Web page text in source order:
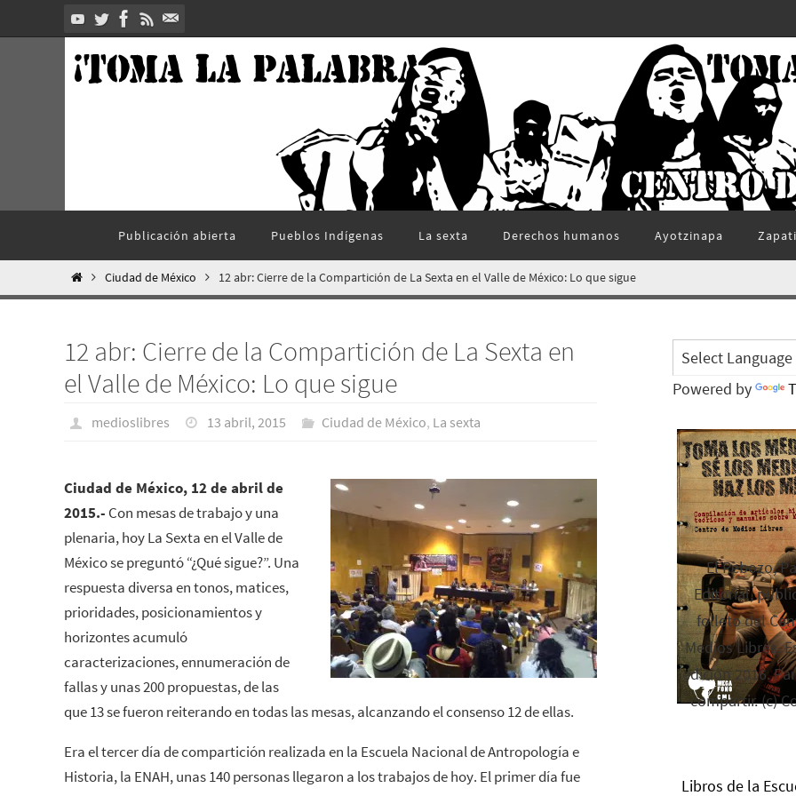
al
contenido
Publicación abierta Pueblos Indí­genas La sexta Derechos humanos Ayotzinapa
InicioCiudad de México 12 abr: Cierre de la Compartición de La Sexta en el Valle de México: Lo que sigue
12 abr: Cierre de la Compartición de La Sexta en
el Valle de México: Lo que sigue
medioslibres 13 abril, 2015 Ciudad de México, La sexta
Ciudad de México, 12 de abril de
2015.- Con mesas de trabajo y una
plenaria, hoy La Sexta en el Valle de
México se preguntó “¿Qué sigue?”. Una
respuesta diversa en tonos, matices,
prioridades, posicionamientos y
horizontes acumuló
caracterizaciones, ennumeración de
fallas y unas 200 propuestas, de las
que 13 se fueron reiterando en todas las mesas, alcanzando el consenso 12 de ellas.
Era el tercer día de compartición realizada en la Escuela Nacional de Antropología e
Historia, la ENAH, unas 140 personas llegaron a los trabajos de hoy. El primer día fue
Powered by
El Rebozo,
Editorial,
folleto del
Medios Libres.
edición 2016.
compartir. (c)
Libros de la